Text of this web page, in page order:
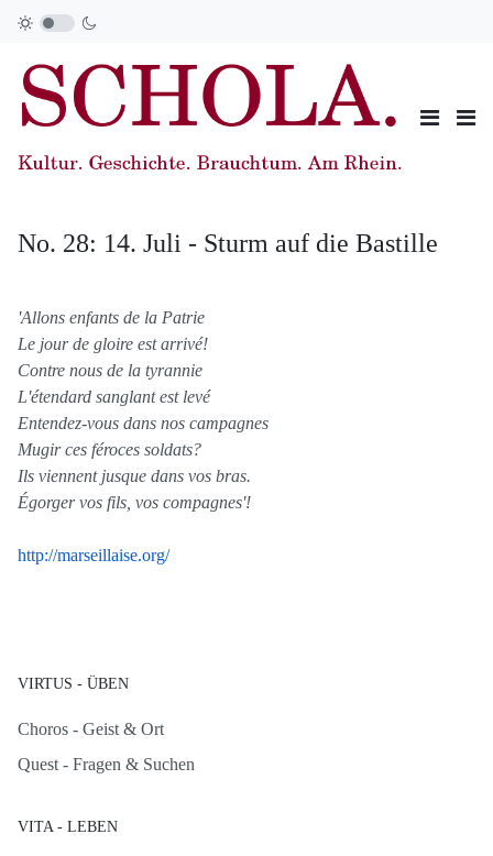
No. 28: 14. Juli - Sturm auf die Bastille
'Allons enfants de la Patrie
Le jour de gloire est arrivé!
Contre nous de la tyrannie
L'étendard sanglant est levé
Entendez-vous dans nos campagnes
Mugir ces féroces soldats?
Ils viennent jusque dans vos bras.
Égorger vos fils, vos compagnes'!
http://marseillaise.org/
VIRTUS - ÜBEN
Choros - Geist & Ort
Quest - Fragen & Suchen
VITA - LEBEN